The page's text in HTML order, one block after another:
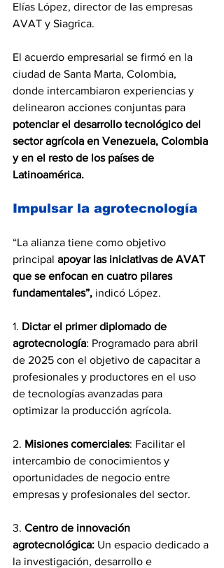
Elías López, director de las empresas
AVAT y Siagrica.
El acuerdo empresarial se firmó en la
ciudad de Santa Marta, Colombia,
donde intercambiaron experiencias y
delinearon acciones conjuntas para
potenciar el desarrollo tecnológico del
sector agrícola en Venezuela, Colombia
y en el resto de los países de
Latinoamérica.
Impulsar la agrotecnología
“La alianza tiene como objetivo
principal apoyar las iniciativas de AVAT
que se enfocan en cuatro pilares
fundamentales”, indicó López.
1. Dictar el primer diplomado de
agrotecnología: Programado para abril
de 2025 con el objetivo de capacitar a
profesionales y productores en el uso
de tecnologías avanzadas para
optimizar la producción agrícola.
2. Misiones comerciales: Facilitar el
intercambio de conocimientos y
oportunidades de negocio entre
empresas y profesionales del sector.
3. Centro de innovación
agrotecnológica: Un espacio dedicado a
la investigación, desarrollo e